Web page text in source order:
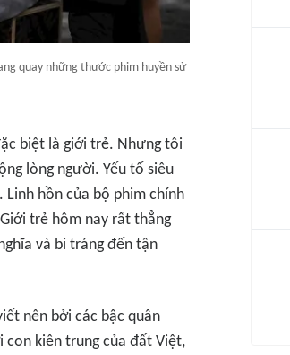
quay những thước phim huyền sử
biệt là giới trẻ. Nhưng tôi
lòng người. Yếu tố siêu
Linh hồn của bộ phim chính
trẻ hôm nay rất thẳng
và bi tráng đến tận
nên bởi các bậc quân
con kiên trung của đất Việt,